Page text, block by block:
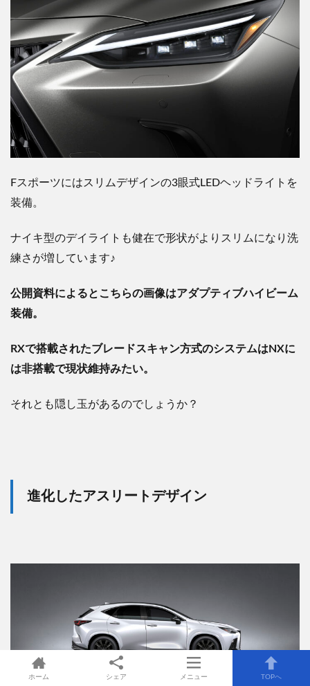
Fスポーツにはスリムデザインの3眼式LEDヘッドライトを
装備。
ナイキ型のデイライトも健在で形状がよりスリムになり洗
練さが増しています♪
公開資料によるとこちらの画像はアダプティブハイビーム
装備。
RXで搭載されたブレードスキャン方式のシステムはNXに
は非搭載で現状維持みたい。
それとも隠し玉があるのでしょうか？
進化したアスリートデザイン
ホーム シェア メニュー TOPへ